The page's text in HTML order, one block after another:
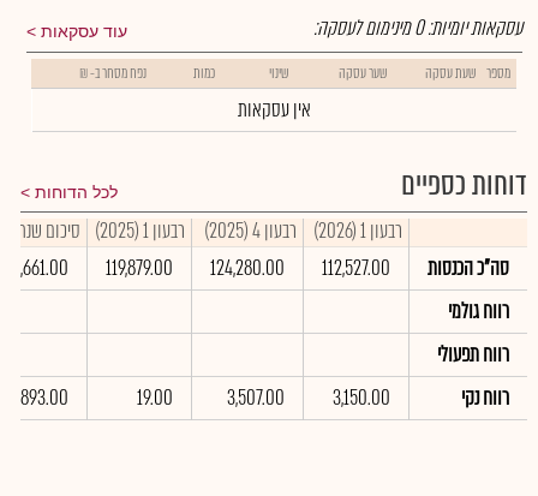
עוד עסקאות עסקאות יומיות:0מינימום לעסקה:
מספר שעת עסקה שער עסקה שינוי כמות נפח מסחר ב- ₪
אין עסקאות
דוחות כספיים לכל הדוחות
רבעון 1 (2026) רבעון 4 (2025) רבעון 1 (2025)
סיכום שנתי 2025
סה"כ הכנסות
112,527.00
124,280.00
119,879.00
רווח גולמי
רווח תפעולי
רווח נקי
3,150.00
3,507.00
19.00
6,893.00